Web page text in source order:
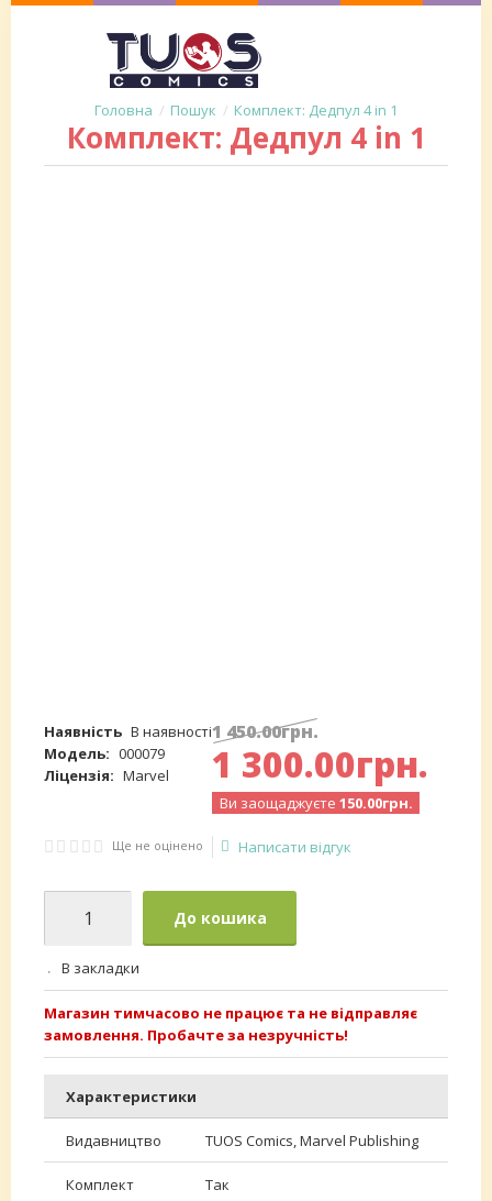
Пошук Комплект: Дедпул 4 in 1
Комплект: Дедпул 4 in 1
Наявність В наявності
Модель: 000079
Ліцензія: Marvel
1 450.00грн.
1 300.00грн.
Ви заощаджуєте 150.00грн.
Ще не оцінено Написати відгук
До кошика
В закладки
Магазин тимчасово не працює та не відправляє
замовлення. Пробачте за незручність!
Характеристики
Видавництво TUOS Comics, Marvel Publishing
Комплект Так